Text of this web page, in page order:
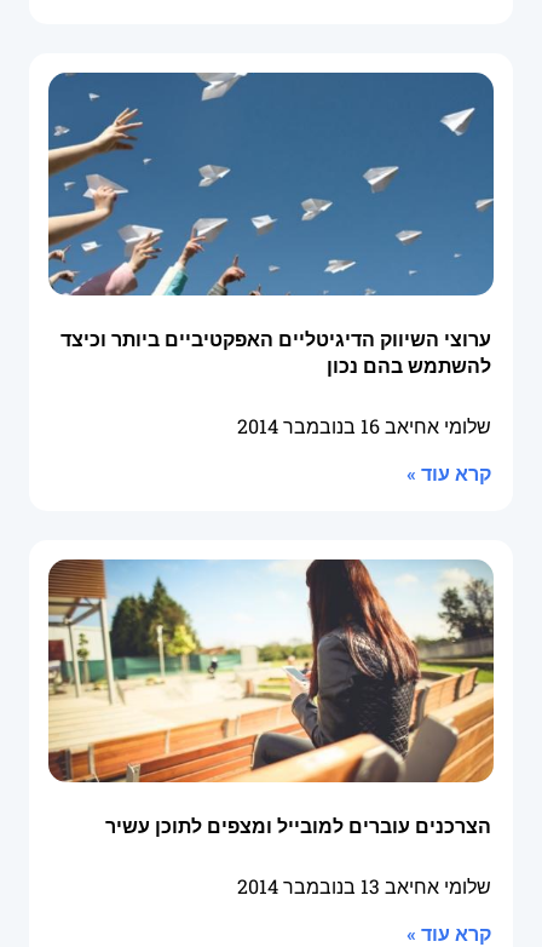
ערוצי השיווק הדיגיטליים האפקטיביים ביותר וכיצד
להשתמש בהם נכון
שלומי אחיאב16 בנובמבר 2014
קרא עוד »
הצרכנים עוברים למובייל ומצפים לתוכן עשיר
שלומי אחיאב 13 בנובמבר 2014
קרא עוד »